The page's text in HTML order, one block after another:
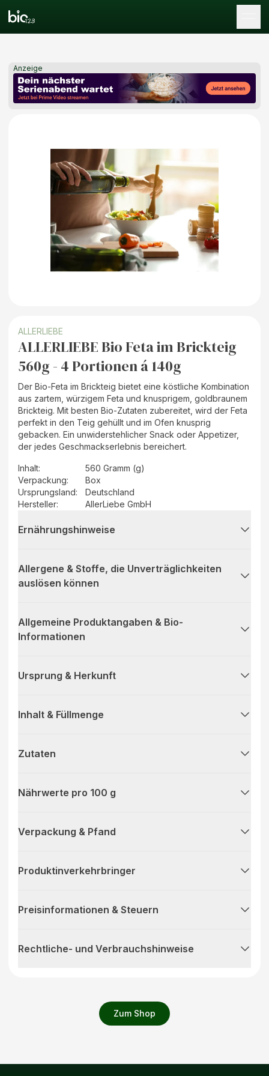
Anzeige
Zum Shop
ALLERLIEBE
ALLERLIEBE Bio Feta im Brickteig
560g - 4 Portionen á 140g
Der Bio-Feta im Brickteig bietet eine köstliche Kombination
aus zartem, würzigem Feta und knusprigem, goldbraunem
Brickteig. Mit besten Bio-Zutaten zubereitet, wird der Feta
perfekt in den Teig gehüllt und im Ofen knusprig
gebacken. Ein unwiderstehlicher Snack oder Appetizer,
der jedes Geschmackserlebnis bereichert.
Inhalt:
560 Gramm (g)
Verpackung:
Box
Ursprungsland:
Deutschland
Hersteller: AllerLiebe GmbH
Ernährungshinweise
Allergene & Stoffe, die Unverträglichkeiten
auslösen können
Allgemeine Produktangaben & Bio-
Informationen
Ursprung & Herkunft
Inhalt & Füllmenge
Zutaten
Nährwerte pro 100 g
Verpackung & Pfand
Produktinverkehrbringer
Preisinformationen & Steuern
Rechtliche- und Verbrauchshinweise